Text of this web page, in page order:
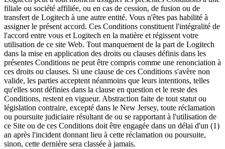
filiale ou société affiliée, ou en cas de cession, de fusion ou de
transfert de Logitech à une autre entité. Vous n'êtes pas habilité à
assigner le présent accord. Ces Conditions constituent l'intégralité de
l'accord entre vous et Logitech en la matière et régissent votre
utilisation de ce site Web. Tout manquement de la part de Logitech
dans la mise en application des droits ou clauses définis dans les
présentes Conditions ne peut être compris comme une renonciation à
ces droits ou clauses. Si une clause de ces Conditions s'avère non
valide, les parties acceptent néanmoins que leurs intentions, telles
qu'elles sont définies dans la clause en question et le reste des
Conditions, restent en vigueur. Abstraction faite de tout statut ou
législation contraire, excepté dans le New Jersey, toute réclamation
ou poursuite judiciaire résultant de ou se rapportant à l'utilisation de
ce Site ou de ces Conditions doit être engagée dans un délai d'un (1)
an après l'incident donnant lieu à cette réclamation ou poursuite,
sinon, cette dernière sera classée à jamais.